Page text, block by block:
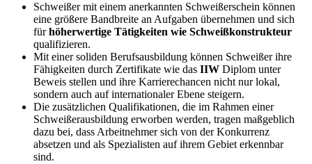
Schweißer mit einem anerkannten Schweißerschein können
eine größere Bandbreite an Aufgaben übernehmen und sich
fürhöherwertige Tätigkeiten wie Schweißkonstrukteur
qualifizieren.
Mit einer soliden Berufsausbildung können Schweißer ihre
Fähigkeiten durch Zertifikate wie das IIW Diplom unter
Beweis stellen und ihre Karrierechancen nicht nur lokal,
sondern auch auf internationaler Ebene steigern.
Die zusätzlichen Qualifikationen, die im Rahmen einer
Schweißerausbildung erworben werden, tragen maßgeblich
dazu bei, dass Arbeitnehmer sich von der Konkurrenz
absetzen und als Spezialisten auf ihrem Gebiet erkennbar
sind.